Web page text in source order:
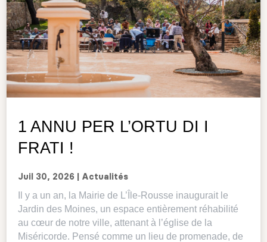
1 ANNU PER L’ORTU DI I
FRATI !
Juil 30, 2026 Actualités
Il y a un an, la Mairie de L’Île-Rousse inaugurait le
Jardin des Moines, un espace entièrement réhabilité
au cœur de notre ville, attenant à l’église de la
Miséricorde. Pensé comme un lieu de promenade, de